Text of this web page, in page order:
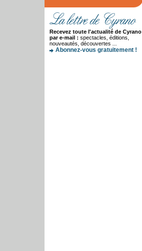
Recevez toute l'actualité de Cyrano
par e-mail : spectacles, éditions,
nouveautés, découvertes ...
Abonnez-vous gratuitement !